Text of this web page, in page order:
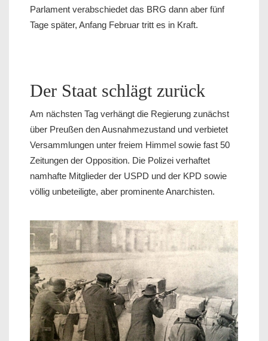
Parlament verabschiedet das BRG dann aber fünf
Tage später, Anfang Februar tritt es in Kraft.
Der Staat schlägt zurück
Am nächsten Tag verhängt die Regierung zunächst
über Preußen den Ausnahmezustand und verbietet
Versammlungen unter freiem Himmel sowie fast 50
Zeitungen der Opposition. Die Polizei verhaftet
namhafte Mitglieder der USPD und der KPD sowie
völlig unbeteiligte, aber prominente Anarchisten.